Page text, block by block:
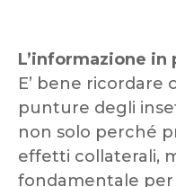
L’informazione in
E’ bene ricordare
punture degli
non solo perché
effetti collaterali,
fondamentale